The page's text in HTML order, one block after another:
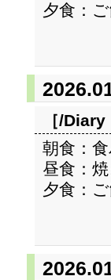
夕食：
［/Diary
朝食：
昼食：
夕食：